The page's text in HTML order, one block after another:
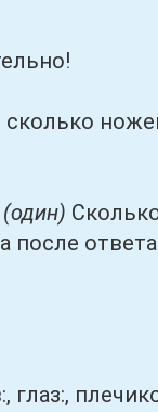
(один)
после